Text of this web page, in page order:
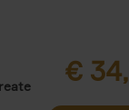
€ 34,